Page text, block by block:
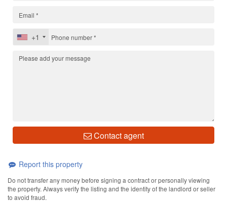
+1
Contact agent
Report this property
Do not transfer any money before signing a contract or personally viewing
the property. Always verify the listing and the identity of the landlord or seller
to avoid fraud.